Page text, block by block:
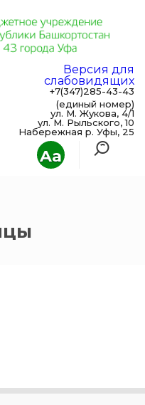
Aa
Версия для
слабовидящих
+7(347)285-43-43
(единый номер)
ул. М. Жукова, 4/1
ул. М. Рыльского, 10
Набережная р. Уфы, 25